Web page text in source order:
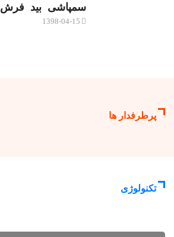
سمپاشی بید فرش
1398-04-15
پرطرفدار ها
تکنولوژی